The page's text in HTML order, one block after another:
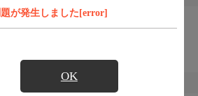
が発生しました[error]
OK
め番組